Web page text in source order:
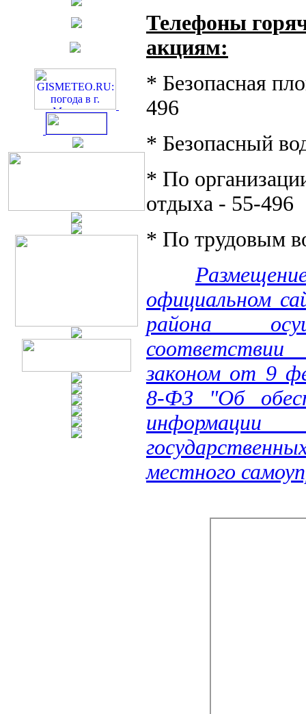
Телефоны
акциям:
* Безопасная
496
* Безопасный
* По
отдыха - 55-496
* По трудовым
официальном
района
законом от 9
8-ФЗ "Об
информации
местного